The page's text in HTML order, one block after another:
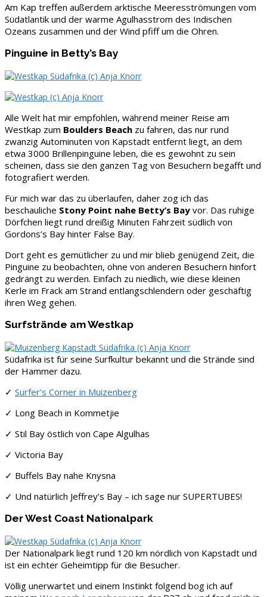
Am Kap treffen außerdem arktische Meeresströmungen vom
Südatlantik und der warme Agulhasstrom des Indischen
Ozeans zusammen und der Wind pfiff um die Ohren.
Pinguine in Betty’s Bay
Alle Welt hat mir empfohlen, während meiner Reise am
Westkap zum Boulders Beach zu fahren, das nur rund
zwanzig Autominuten von Kapstadt entfernt liegt, an dem
etwa 3000 Brillenpinguine leben, die es gewohnt zu sein
scheinen, dass sie den ganzen Tag von Besuchern begafft und
fotografiert werden.
Für mich war das zu überlaufen, daher zog ich das
beschauliche Stony Point nahe Betty’s Bay vor. Das ruhige
Dörfchen liegt rund dreißig Minuten Fahrzeit südlich von
Gordons’s Bay hinter False Bay.
Dort geht es gemütlicher zu und mir blieb genügend Zeit, die
Pinguine zu beobachten, ohne von anderen Besuchern hinfort
gedrängt zu werden. Einfach zu niedlich, wie diese kleinen
Kerle im Frack am Strand entlangschlendern oder geschäftig
ihren Weg gehen.
Surfstrände am Westkap
Südafrika ist für seine Surfkultur bekannt und die Strände sind
der Hammer dazu.
✓ Surfer’s Corner in Muizenberg
✓ Long Beach in Kommetjie
✓ Stil Bay östlich von Cape Algulhas
✓ Victoria Bay
✓ Buffels Bay nahe Knysna
✓ Und natürlich Jeffrey’s Bay – ich sage nur SUPERTUBES!
Der West Coast Nationalpark
Der Nationalpark liegt rund 120 km nördlich von Kapstadt und
ist ein echter Geheimtipp für die Besucher.
Völlig unerwartet und einem Instinkt folgend bog ich auf